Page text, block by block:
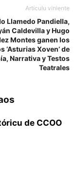
Artículu viniente
Llamedo Pandiella,
Caldevilla y Hugo
Montes ganen los
‘Asturias Xoven’ de
Narrativa y Testos
Teatrales
de CCOO